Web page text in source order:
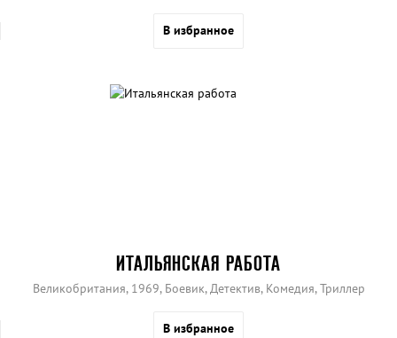
В избранное
ИТАЛЬЯНСКАЯ РАБОТА
Великобритания, 1969, Боевик, Детектив, Комедия, Триллер
В избранное